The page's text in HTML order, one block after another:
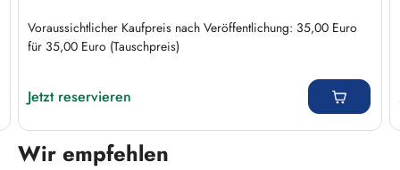
Voraussichtlicher Kaufpreis nach Veröffentlichung: 35,00 Euro
für 35,00 Euro (Tauschpreis)
Jetzt reservieren
Wir empfehlen